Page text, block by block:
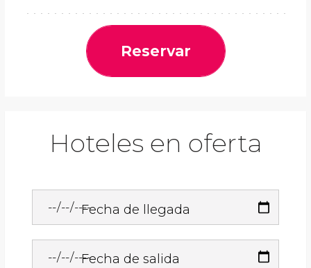
Reservar
Hoteles en oferta
Fecha de llegada
Fecha de salida